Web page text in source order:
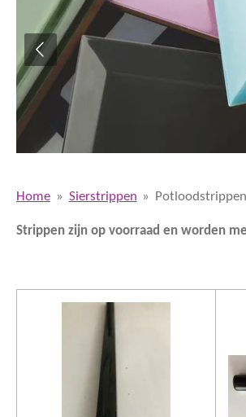
Home » Sierstrippen » Potloodstrippen
Strippen zijn op voorraad en worden